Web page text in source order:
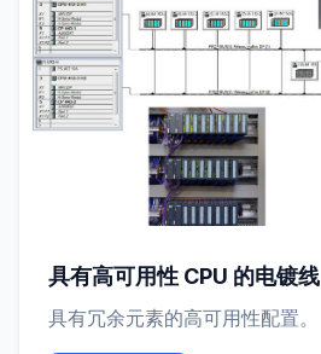
具有高可用性 CPU 的电镀线
具有冗余元素的高可用性配置。